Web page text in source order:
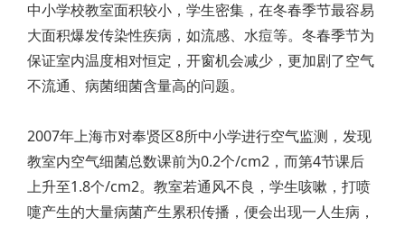
中小学校教室面积较小，学生密集，在冬春季节最容易
大面积爆发传染性疾病，如流感、水痘等。冬春季节为
保证室内温度相对恒定，开窗机会减少，更加剧了空气
不流通、病菌细菌含量高的问题。
2007年上海市对奉贤区8所中小学进行空气监测，发现
教室内空气细菌总数课前为0.2个/cm2，而第4节课后
上升至1.8个/cm2。教室若通风不良，学生咳嗽，打喷
嚏产生的大量病菌产生累积传播，便会出现一人生病，